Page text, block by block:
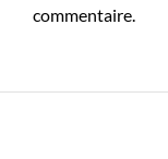
commentaire.